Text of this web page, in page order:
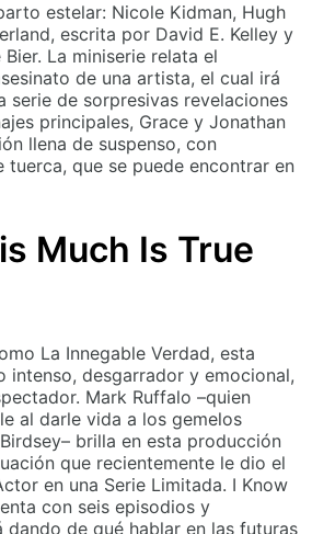
estelar: Nicole Kidman, Hugh
escrita por David E. Kelley y
La miniserie relata el
de una artista, el cual irá
serie de sorpresivas revelaciones
principales, Grace y Jonathan
llena de suspenso, con
tuerca, que se puede encontrar en
Much Is True
La Innegable Verdad, esta
intenso, desgarrador y emocional,
Mark Ruffalo –quien
al darle vida a los gemelos
brilla en esta producción
que recientemente le dio el
en una Serie Limitada. I Know
con seis episodios y
dando de qué hablar en las futuras